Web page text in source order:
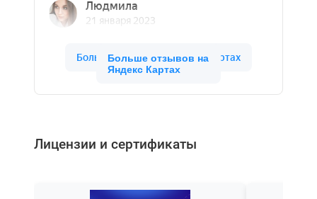
Больше отзывов на
Яндекс Картах
Лицензии и сертификаты